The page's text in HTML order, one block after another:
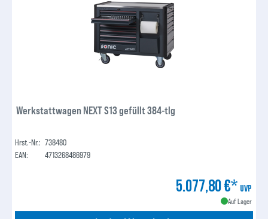
Werkstattwagen NEXT S13 gefüllt 384-tlg
Hrst.-Nr.: 738480
EAN:
4713268486979
5.077,80 €* UVP
Auf Lager